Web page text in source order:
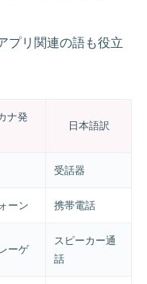
プリ関連の語も役立
ナ発
日本語訳
受話器
ーン 携帯電話
ーゲ
スピーカー通
話